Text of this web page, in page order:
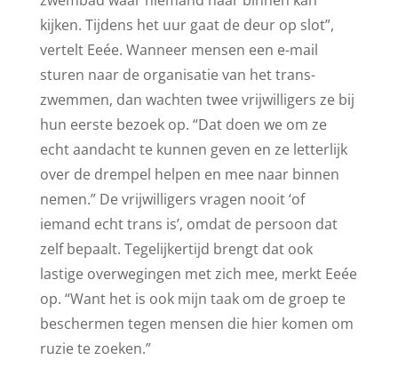
kijken. Tijdens het uur gaat de deur op slot”,
vertelt Eeée. Wanneer mensen een e-mail
sturen naar de organisatie van het trans-
zwemmen, dan wachten twee vrijwilligers ze bij
hun eerste bezoek op. “Dat doen we om ze
echt aandacht te kunnen geven en ze letterlijk
over de drempel helpen en mee naar binnen
nemen.” De vrijwilligers vragen nooit ‘of
iemand echt trans is’, omdat de persoon dat
zelf bepaalt. Tegelijkertijd brengt dat ook
lastige overwegingen met zich mee, merkt Eeée
op. “Want het is ook mijn taak om de groep te
beschermen tegen mensen die hier komen om
ruzie te zoeken.”